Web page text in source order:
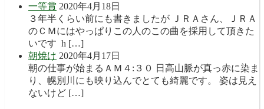
一等賞 2020年4月18日
３年半くらい前にも書きましたが ＪＲＡさん、ＪＲＡ
のＣＭにはやっぱりこの人のこの曲を採用して頂きた
いです h […]
朝焼け 2020年4月17日
朝の仕事が始まるＡＭ４:３０ 日高山脈が真っ赤に染ま
り、幌別川にも映り込んでとても綺麗です。 姿は見え
ないけど […]